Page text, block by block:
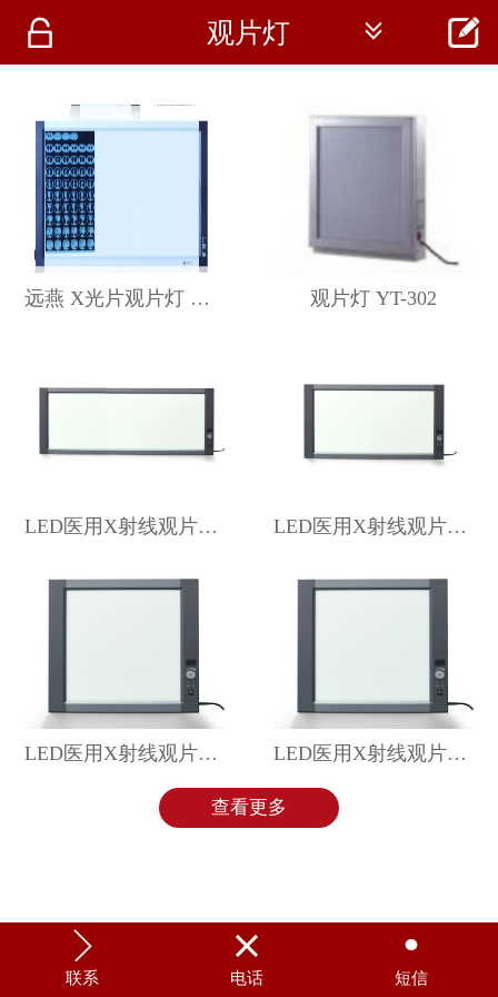
 首页
 观片灯  
远燕 X光片观片灯 YG-2C 观片灯 YT-302
LED医用X射线观片灯 ZG-4C LED医用X射线观片灯 三联 ZG-3C
LED医用X射线观片灯 双联 ZG-2C LED医用X射线观片灯 单联 ZG-1C
查看更多

联系

电话

短信